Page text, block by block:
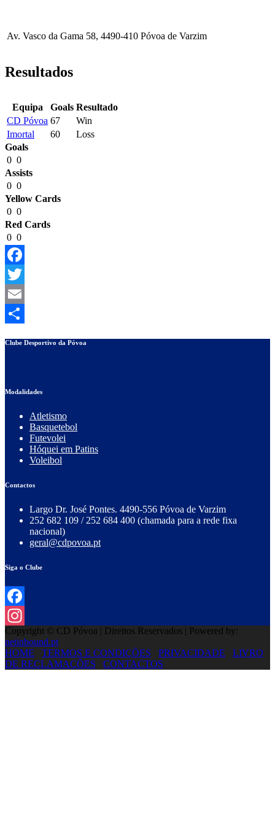
Av. Vasco da Gama 58, 4490-410 Póvoa de Varzim
Resultados
Equipa Goals Resultado
CD Póvoa 67
Win
Imortal
60
Loss
Goals
0 0
Assists
0 0
Yellow Cards
0 0
Red Cards
0 0
Facebook
Twitter
Email
Clube Desportivo da Póvoa
Modalidades
Atletismo
Basquetebol
Futevolei
Hóquei em Patins
Voleibol
Contactos
Largo Dr. José Pontes. 4490-556 Póvoa de Varzim
252 682 109 / 252 684 400 (chamada para a rede fixa
nacional)
geral@cdpovoa.pt
Siga o Clube
Facebook
Instagram
Copyright © CD Póvoa | Direitos Reservados | Powered by:
netinbound.pt
HOME
TERMOS E CONDIÇÕES PRIVACIDADE
LIVRO
DE RECLAMAÇÕES
CONTACTOS